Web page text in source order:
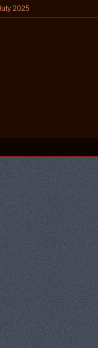
luty 2025